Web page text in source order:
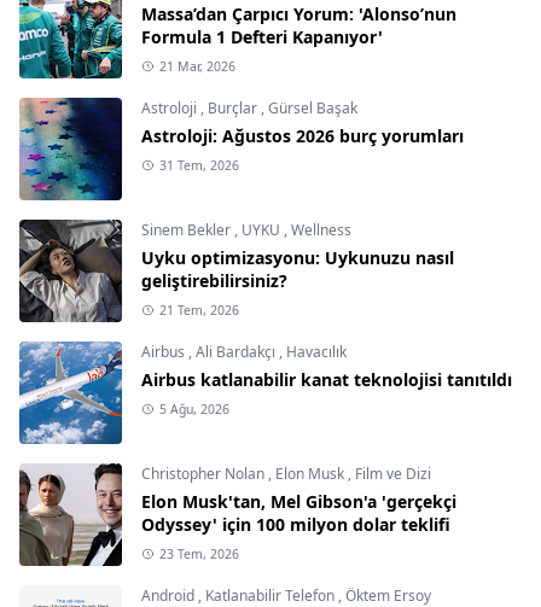
Massa’dan Çarpıcı Yorum: 'Alonso’nun
Formula 1 Defteri Kapanıyor'
21 Mar, 2026
Astroloji , Burçlar ,Gürsel Başak
Astroloji: Ağustos 2026 burç yorumları
31 Tem, 2026
Sinem Bekler , UYKU ,Wellness
Uyku optimizasyonu: Uykunuzu nasıl
geliştirebilirsiniz?
21 Tem, 2026
Airbus ,Ali Bardakçı , Havacılık
Airbus katlanabilir kanat teknolojisi tanıtıldı
5 Ağu, 2026
Christopher Nolan , Elon Musk , Film ve Dizi
Elon Musk'tan, Mel Gibson'a 'gerçekçi
Odyssey' için 100 milyon dolar teklifi
23 Tem, 2026
Android , Katlanabilir Telefon ,Öktem Ersoy